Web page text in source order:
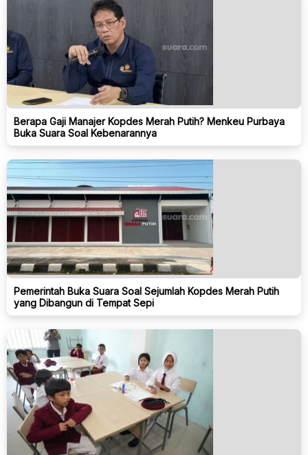
Berapa Gaji Manajer Kopdes Merah Putih? Menkeu Purbaya
Buka Suara Soal Kebenarannya
Pemerintah Buka Suara Soal Sejumlah Kopdes Merah Putih
yang Dibangun di Tempat Sepi